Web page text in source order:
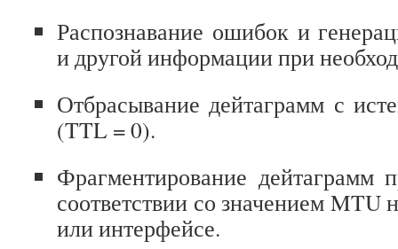
Распознавание ошибок и
и другой информации при
Отбрасывание дейтаграмм с
(TTL = 0).
Фрагментирование дейтаграмм
соответствии со значением
или интерфейсе.